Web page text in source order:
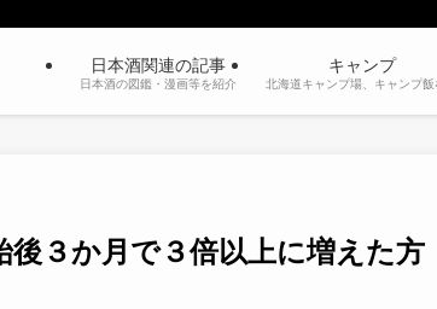
日本酒関連の記事
日本酒の図鑑・漫画等を紹介
キャンプ
北海道キャンプ場、キャンプ飯
３か月で３倍以上に増えた方